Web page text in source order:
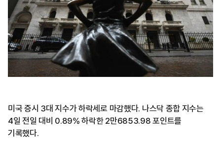
미국 증시 3대 지수가 하락세로 마감했다. 나스닥 종합 지수는
4일 전일 대비 0.89% 하락한 2만6853.98 포인트를
기록했다.